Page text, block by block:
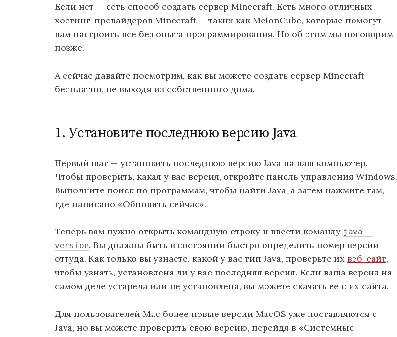
Если нет — есть способ создать сервер Minecraft. Есть много отличных
хостинг-провайдеров Minecraft — таких как MelonCube, которые помогут
вам настроить все без опыта программирования. Но об этом мы поговорим
позже.
А сейчас давайте посмотрим, как вы можете создать сервер Minecraft —
бесплатно, не выходя из собственного дома.
1. Установите последнюю версию Java
Первый шаг — установить последнюю версию Java на ваш компьютер.
Чтобы проверить, какая у вас версия, откройте панель управления Windows.
Выполните поиск по программам, чтобы найти Java, а затем нажмите там,
где написано «Обновить сейчас».
Теперь вам нужно открыть командную строку и ввести команду java -
version. Вы должны быть в состоянии быстро определить номер версии
оттуда. Как только вы узнаете, какой у вас тип Java, проверьте их веб-сайт,
чтобы узнать, установлена ​​ли у вас последняя версия. Если ваша версия на
самом деле устарела или не установлена, вы можете скачать ее с их сайта.
Для пользователей Mac более новые версии MacOS уже поставляются с
Java, но вы можете проверить свою версию, перейдя в «Системные